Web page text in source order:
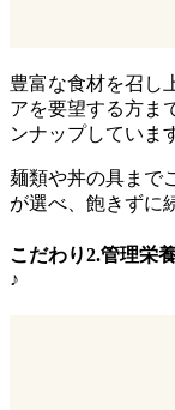
豊富な食材を召し
アを要望する方ま
ンナップしていま
麺類や丼の具まで
が選べ、飽きずに
こだわり2.管理栄
♪